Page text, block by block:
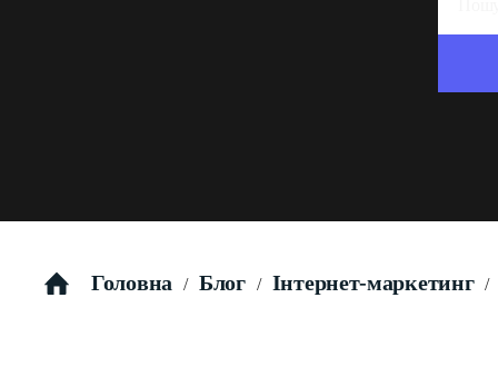
Головна / Блог / Інтернет-маркетинг /